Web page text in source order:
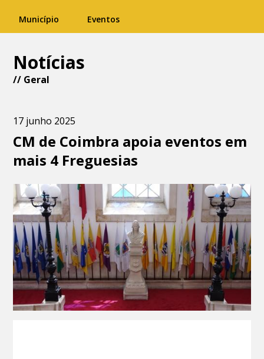
Município Eventos
Notícias
// Geral
17 junho 2025
CM de Coimbra apoia eventos em
mais 4 Freguesias